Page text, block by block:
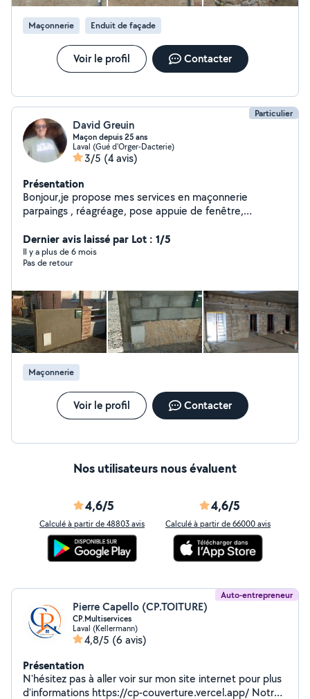
Maçonnerie Enduit de façade
Voir le profil Contacter
Particulier
David Greuin
Maçon depuis 25 ans
Laval (Gué d'Orger-Dacterie)
3/5 (4 avis)
Présentation
Bonjour,je propose mes services en maçonnerie
parpaings , réagréage, pose appuie de fenêtre,
équipés en outillages. Cordialement.
Dernier avis laissé par Lot : 1/5
Il y a plus de 6 mois
Pas de retour
Maçonnerie
Voir le profil Contacter
Nos utilisateurs nous évaluent
4,6/5
Calculé à partir de 48803 avis
4,6/5
Calculé à partir de 66000 avis
Auto-entrepreneur
Pierre Capello (CP.TOITURE)
CP.Multiservices
Laval (Kellermann)
4,8/5 (6 avis)
Présentation
N'hésitez pas à aller voir sur mon site internet pour plus
d'informations https://cp-couverture.vercel.app/ Notre